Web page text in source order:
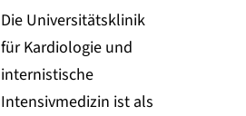
Die Universitätsklinik
für Kardiologie und
internistische
Intensivmedizin ist als